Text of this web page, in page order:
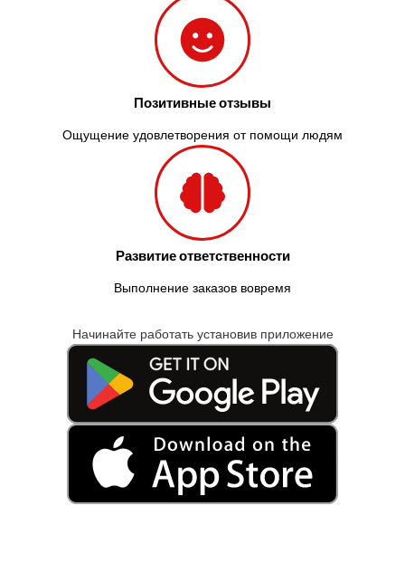
Позитивные отзывы
Ощущение удовлетворения от помощи людям
Развитие ответственности
Выполнение заказов вовремя
Начинайте работать установив приложение